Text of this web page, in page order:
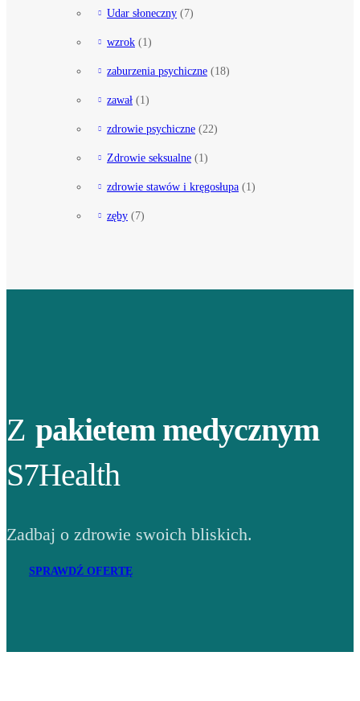
Udar słoneczny (7)
wzrok (1)
zaburzenia psychiczne (18)
zawał (1)
zdrowie psychiczne (22)
Zdrowie seksualne (1)
zdrowie stawów i kręgosłupa (1)
zęby (7)
Z pakietem medycznym
S7Health
Zadbaj o zdrowie swoich bliskich.
SPRAWDŹ OFERTĘ